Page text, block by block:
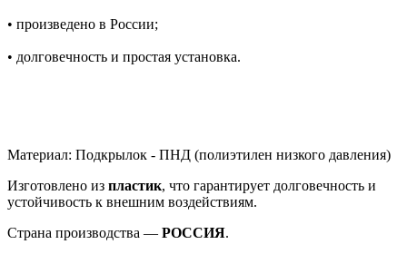
• произведено в России;
• долговечность и простая установка.
Материал: Подкрылок - ПНД (полиэтилен низкого давления)
Изготовлено из пластик, что гарантирует долговечность и
устойчивость к внешним воздействиям.
Страна производства — РОССИЯ.